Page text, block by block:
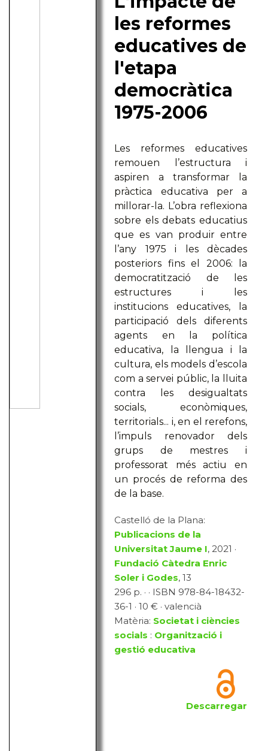
les reformes
educatives de
l'etapa
democràtica
1975-2006
Les reformes educatives
remouen l’estructura i
aspiren a transformar la
pràctica educativa per a
millorar-la. L’obra reflexiona
sobre els debats educatius
que es van produir entre
l’any 1975 i les dècades
posteriors fins el 2006: la
democratització de les
estructures i les
institucions educatives, la
participació dels diferents
agents en la política
educativa, la llengua i la
cultura, els models d’escola
com a servei públic, la lluita
contra les desigualtats
socials, econòmiques,
territorials... i, en el rerefons,
l’impuls renovador dels
grups de mestres i
professorat més actiu en
un procés de reforma des
de la base.
Castelló de la Plana:
Publicacions de la
Universitat Jaume I, 2021 ·
Fundació Càtedra Enric
Soler i Godes, 13
296 p. · · ISBN 978-84-18432-
36-1 · 10 € · valencià
Matèria: Societat i ciències
socials : Organització i
gestió educativa
Descarregar